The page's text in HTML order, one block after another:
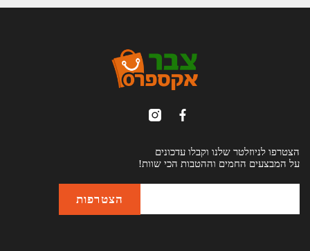
הצטרפו לניוזלטר שלנו וקבלו עדכונים
על המבצעים החמים וההטבות הכי שוות!